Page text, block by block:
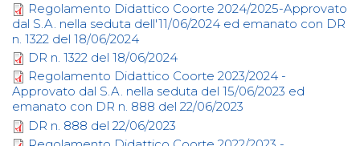
Regolamento Didattico Coorte 2024/2025-Approvato
dal S.A. nella seduta dell'11/06/2024 ed emanato con DR
n. 1322 del 18/06/2024
DR n. 1322 del 18/06/2024
Regolamento Didattico Coorte 2023/2024 -
Approvato dal S.A. nella seduta del 15/06/2023 ed
emanato con DR n. 888 del 22/06/2023
DR n. 888 del 22/06/2023